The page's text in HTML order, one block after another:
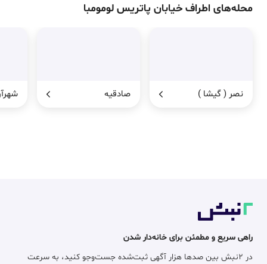
محله‌های اطراف خیابان پاتریس لومومبا
نصر ( گیشا ) صادقیه
راهی سریع و مطمئن برای خانه‌دار شدن
در ۲نبش بین صدها هزار آگهی ثبت‌شده جست‌وجو کنید، به سرعت